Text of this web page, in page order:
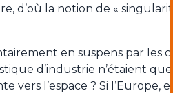
d’où la notion de «
en suspens par les
d’industrie n’étaient
vers l’espace ? Si l’Europe,